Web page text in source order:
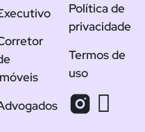
Política de
privacidade
Termos de
uso